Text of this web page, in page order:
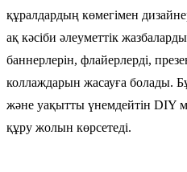
құралдардың көмегімен
ақ кәсіби әлеуметтік
баннерлерін, флайерлерді,
коллаждарын жасауға болады.
және уақытты үнемдейтін DIY
құру жолын көрсетеді.